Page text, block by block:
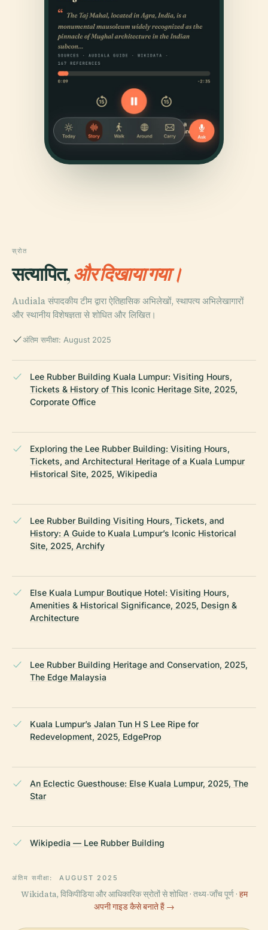
स्रोत
सत्यापित,और दिखाया गया।
Audiala संपादकीय टीम द्वारा ऐतिहासिक अभिलेखों, स्थापत्य अभिलेखागारों
और स्थानीय विशेषज्ञता से शोधित और लिखित।
अंतिम समीक्षा: August 2025
Lee Rubber Building Kuala Lumpur: Visiting Hours,
Tickets & History of This Iconic Heritage Site, 2025,
Corporate Office
Exploring the Lee Rubber Building: Visiting Hours,
Tickets, and Architectural Heritage of a Kuala Lumpur
Historical Site, 2025, Wikipedia
Lee Rubber Building Visiting Hours, Tickets, and
History: A Guide to Kuala Lumpur’s Iconic Historical
Site, 2025, Archify
Else Kuala Lumpur Boutique Hotel: Visiting Hours,
Amenities & Historical Significance, 2025, Design &
Architecture
Lee Rubber Building Heritage and Conservation, 2025,
The Edge Malaysia
Kuala Lumpur’s Jalan Tun H S Lee Ripe for
Redevelopment, 2025, EdgeProp
An Eclectic Guesthouse: Else Kuala Lumpur, 2025, The
Star
Wikipedia — Lee Rubber Building
अंतिम समीक्षा: AUGUST 2025
Wikidata, विकिपीडिया और आधिकारिक स्रोतों से शोधित · तथ्य-जाँच पूर्ण · हम
अपनी गाइड कैसे बनाते हैं →